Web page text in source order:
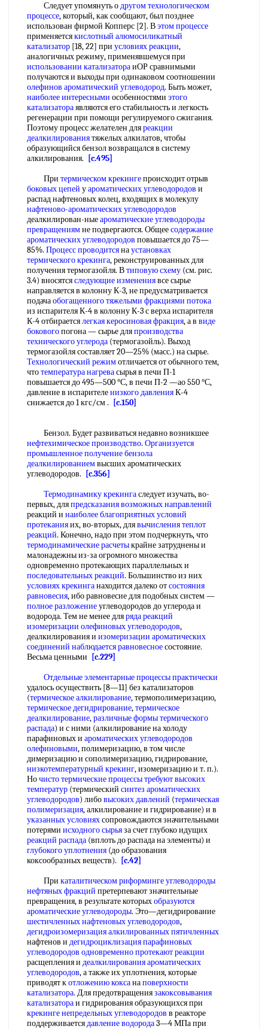
Следует упомянуть одругом технологическом
процессе, который, как сообщают, был позднее
использован фирмой Копперс [2]. Вэтом процессе
применяетсякислотный алюмосиликатный
катализатор [18, 22] при условиях реакции,
аналогичных режиму, применявшемуся при
использовании катализатораиОР сравнимыми
получаются и выходы при одинаковом соотношении
олефинов ароматический углеводород. Быть может,
наиболее интересными особенностями этого
катализатораявляются его стабильность и легкость
регенерации при помощи регулируемого сжигания.
Поэтому процесс желателен дляреакции
деалкилированиятяжелых алкилатов, чтобы
образующийся бензол возвращался в систему
алкилирования.
[c.495]
При термическом крекингепроисходит отрыв
боковых цепей уароматических углеводородов и
распад нафтеновых колец, входящих в молекулу
нафтеново-ароматических углеводородов
деалкилирован-ныеароматические углеводороды
превращениямне подвергаются. Общеесодержание
ароматических углеводородов повышается до 75—
85%. Процесс проводитсянаустановках
термического крекинга, реконструированных для
получения термогазойля. Втиповую схему (см. рис.
3.4) вносятсяследующие изменениявсе сырье
направляется в колонну К-3, не предусматривается
подачаобогащенного тяжелыми фракциями потока
из испарителя К-4 в колонну К-3 с верха испарителя
К-4 отбираетсялегкая керосиновая фракция, а в виде
боковогопогона — сырье дляпроизводства
технического углерода (термогазойль). Выход
термогазойля составляет 20—25% (масс.) на сырье.
Технологический режимотличается от обычного тем,
чтотемпература нагревасырья в печи П-1
повышается до 495—500 °С, в печи П-2 —ао 550 °С,
давление в испарителенизкого давленияК-4
снижается до 1 кгс/см .
[c.150]
Бензол. Будет развиваться недавно возникшее
нефтехимическое производство. Организуется
промышленноеполучение бензола
деалкилированиемвысших ароматических
углеводородов.
[c.356]
Термодинамику крекингаследует изучать, во-
первых, дляпредсказания возможных направлений
реакций и наиболее благоприятныхусловий
протеканияих, во-вторых, длявычисления теплот
реакций. Конечно, надо при этом подчеркнуть, что
термодинамические расчетыкрайне затруднены и
малонадежны из-за огромного множества
одновременно протекающих параллельных и
последовательных реакций. Большинство из них
условиях крекинганаходится далеко отсостояния
равновесия, ибо равновесие для подобных систем —
полное разложениеуглеводородов до углерода и
водорода. Тем не менее дляряда реакций
изомеризации олефиновых углеводородов,
деалкилирования и изомеризации ароматических
соединений наблюдается равновесноесостояние.
Весьма ценными
[c.229]
Отдельные элементарныепроцессы практически
удалось осуществить [8—11] без катализаторов
(термическое алкилирование, термополимеризацию,
термическое дегидрирование,термическое
деалкилирование,различные формытермического
распада) и с ними (алкилирование на холоду
парафиновых и ароматических углеводородов
олефиновыми, полимеризацию, в том числе
димеризацию и сополимеризацию, гидрирование,
низкотемпературный крекинг, изомеризацию и т. п.).
Ночисто термическиепроцессы требуютвысоких
температур (термический синтез ароматических
углеводородов) либовысоких давлений (термическая
полимеризация, алкилирование и гидрирование) и в
указанных условияхсопровождаются значительными
потерями исходного сырьяза счет глубоко идущих
реакций распада (вплоть до распада на элементы) и
глубокого уплотнения (до образования
коксообразных веществ).
[c.42]
При каталитическом риформинге углеводороды
нефтяных фракций претерпевают значительные
превращения, в результате которыхобразуются
ароматические углеводороды. Это—дегидрирование
шестичленных нафтеновых углеводородов,
дегидроизомеризацияалкилированных пятичленных
нафтенов и дегидроциклизация парафиновых
углеводородов одновременно протекают реакции
расщепления и деалкилирования ароматических
углеводородов, а также их уплотнения, которые
приводят котложению коксанаповерхности
катализатора. Для предотвращениязакоксовывания
катализатораи гидрирования образующихся при
крекинге непредельных углеводородов в реакторе
поддерживаетсядавление водорода3—4 МПа при